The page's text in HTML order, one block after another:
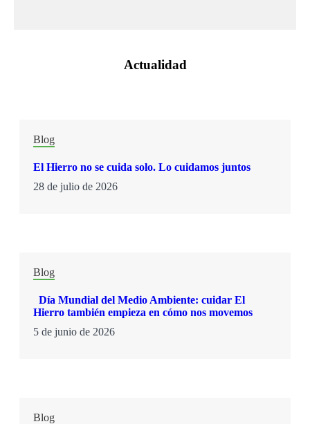
Actualidad
Blog
El Hierro no se cuida solo. Lo cuidamos juntos
28 de julio de 2026
Blog
Día Mundial del Medio Ambiente: cuidar El
Hierro también empieza en cómo nos movemos
5 de junio de 2026
Blog